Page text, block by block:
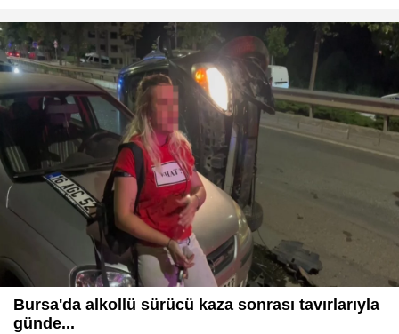
Bursa'da alkollü sürücü kaza sonrası tavırlarıyla
günde...